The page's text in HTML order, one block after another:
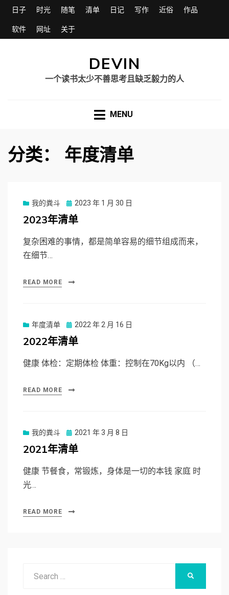
日子 时光 随笔 清单 日记 写作 近俗 作品
软件 网址 关于
DEVIN
一个读书太少不善思考且缺乏毅力的人
MENU
分类： 年度清单
我的粪斗
Posted
on
2023 年 1 月 30 日
2023年清单
复杂困难的事情，都是简单容易的细节组成而来，
在细节…
READ MORE
年度清单
Posted
on
2022 年 2 月 16 日
2022年清单
健康 体检：定期体检 体重：控制在70Kg以内 （…
READ MORE
我的粪斗
Posted
on
2021 年 3 月 8 日
2021年清单
健康 节餐食，常锻炼，身体是一切的本钱 家庭 时
光…
READ MORE